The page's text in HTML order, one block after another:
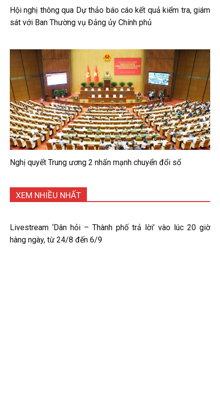
Hội nghị thông qua Dự thảo báo cáo kết quả kiểm tra, giám
sát với Ban Thường vụ Đảng ủy Chính phủ
Nghị quyết Trung ương 2 nhấn mạnh chuyển đổi số
XEM NHIỀU NHẤT
Livestream ‘Dân hỏi – Thành phố trả lời’ vào lúc 20 giờ
hàng ngày, từ 24/8 đến 6/9